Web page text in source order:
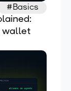
#Basics
wallet